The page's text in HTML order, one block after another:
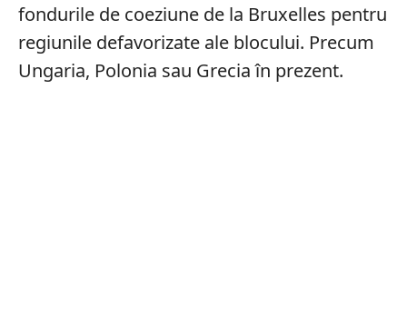
fondurile de coeziune de la Bruxelles pentru
regiunile defavorizate ale blocului. Precum
Ungaria, Polonia sau Grecia în prezent.